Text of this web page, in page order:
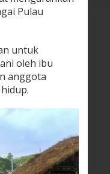
Pulau
untuk
oleh ibu
anggota